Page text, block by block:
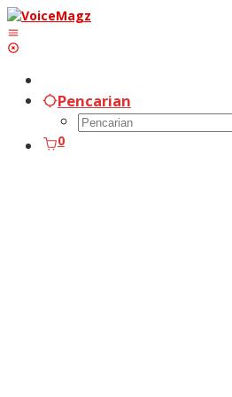
Lewati
ke
konten
Pencarian
0